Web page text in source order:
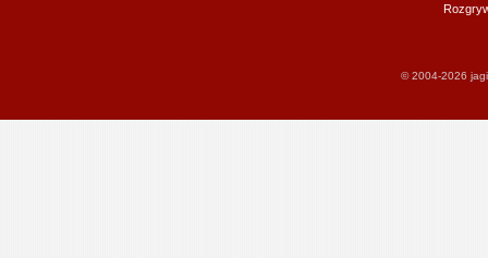
© 2004-2026